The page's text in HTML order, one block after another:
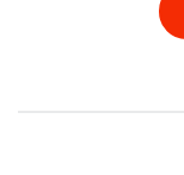
Nel 2021 e 187.000 km :
-Kit frizione completo